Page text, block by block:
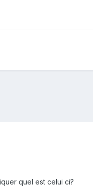
quel est celui ci?